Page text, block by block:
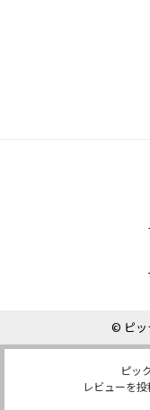
© ピッ
ピッ
レビューを